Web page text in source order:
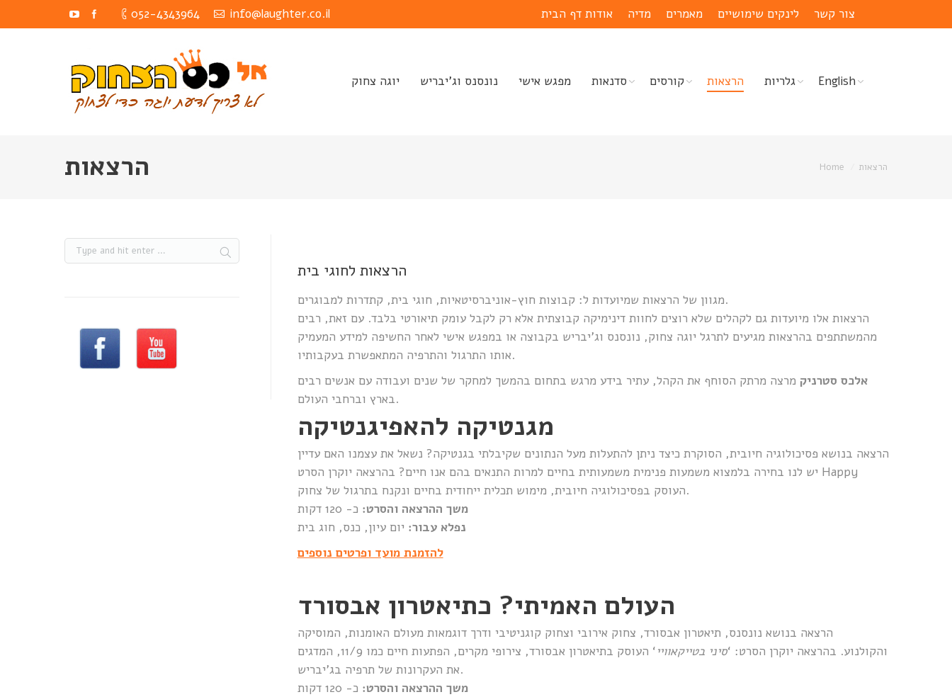
052-4343964 info@laughter.co.il דף הבית אודות מדיה מאמרים לינקים שימושיים צור קשר
יוגה צחוק נונסנס וג’יבריש מפגש אישי סדנאות קורסים הרצאות גלריות English
הרצאות Home הרצאות
הרצאות לחוגי בית
מגוון של הרצאות שמיועדות ל: קבוצות חוץ-אוניברסיטאיות, חוגי בית, קתדרות למבוגרים.
הרצאות אלו מיועדות גם לקהלים שלא רוצים לחוות דינימיקה קבוצתית אלא רק לקבל עומק תיאורטי בלבד. עם זאת, רבים
מהמשתתפים בהרצאות מגיעים לתרגל יוגה צחוק, נונסנס וג’יבריש בקבוצה או במפגש אישי לאחר החשיפה למידע המעמיק
אותו התרגול והתרפיה המתאפשרת בעקבותיו.
אלכס סטרניק מרצה מרתק הסוחף את הקהל, עתיר בידע מרגש בתחום בהמשך למחקר של שנים ועבודה עם אנשים רבים
בארץ וברחבי העולם.
מגנטיקה להאפיגנטיקה
הרצאה בנושא פסיכולוגיה חיובית, הסוקרת כיצד ניתן להתעלות מעל הנתונים שקיבלתי בגנטיקה? נשאל את עצמנו האם עדיין
יש לנו בחירה בלמצוא משמעות פנימית משמעותית בחיים למרות התנאים בהם אנו חיים? בהרצאה יוקרן הסרט Happy
העוסק בפסיכולוגיה חיובית, מימוש תכלית ייחודית בחיים ונקנח בתרגול של צחוק.
משך ההרצאה והסרט: כ- 120 דקות
נפלא עבור: יום עיון, כנס, חוג בית
להזמנת מועד ופרטים נוספים
העולם האמיתי? כתיאטרון אבסורד
הרצאה בנושא נונסנס, תיאטרון אבסורד, צחוק אירובי וצחוק קוגניטיבי ודרך דוגמאות מעולם האומנות, המוסיקה
והקולנוע. בהרצאה יוקרן הסרט: ‘סיני בטייקאוויי
‘ העוסק בתיאטרון אבסורד, צירופי מקרים, הפתעות חיים כמו 11/9, המדגים
את העקרונות של תרפיה בג’יבריש.
משך ההרצאה והסרט: כ- 120 דקות